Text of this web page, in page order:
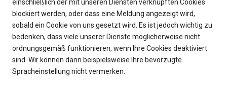
einschließlich der mit unseren Diensten verknüpften Cookies
blockiert werden, oder dass eine Meldung angezeigt wird,
sobald ein Cookie von uns gesetzt wird. Es ist jedoch wichtig zu
bedenken, dass viele unserer Dienste möglicherweise nicht
ordnungsgemäß funktionieren, wenn Ihre Cookies deaktiviert
sind. Wir können dann beispielsweise Ihre bevorzugte
Spracheinstellung nicht vermerken.